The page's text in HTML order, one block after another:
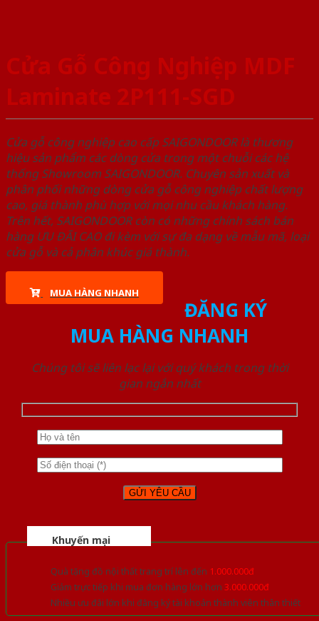
Cửa Gỗ Công Nghiệp MDF
Laminate 2P111-SGD
Cửa gỗ công nghiệp cao cấp SAIGONDOOR là thương
hiệu sản phẩm các dòng cửa trong một chuỗi các hệ
thống Showroom SAIGONDOOR. Chuyên sản xuất và
phân phối những dòng cửa gỗ công nghiệp chất lượng
cao, giá thành phù hợp với mọi nhu cầu khách hàng.
Trên hết, SAIGONDOOR còn có những chính sách bán
hàng ƯU ĐÃI CAO đi kèm với sự đa dạng về mẫu mã, loại
cửa gỗ và cả phân khúc giá thành.
MUA HÀNG NHANH
ĐĂNG KÝ
MUA HÀNG NHANH
Chúng tôi sẽ liên lạc lại với quý khách trong thời
gian ngắn nhất
Khuyến mại
Quà tặng đồ nội thất trang trí lên đến 1.000.000đ
Giảm trực tiếp khi mua đơn hàng lớn hơn 3.000.000đ
Nhiều ưu đãi lớn khi đăng ký tài khoản thành viên thân thiết